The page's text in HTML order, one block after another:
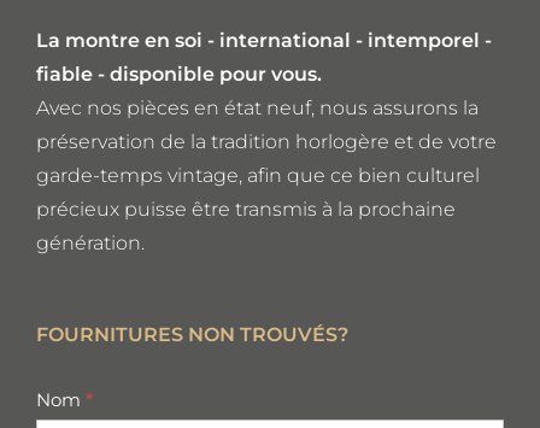
La montre en soi - international - intemporel -
fiable - disponible pour vous.
Avec nos pièces en état neuf, nous assurons la
préservation de la tradition horlogère et de votre
garde-temps vintage, afin que ce bien culturel
précieux puisse être transmis à la prochaine
génération.
FOURNITURES NON TROUVÉS?
missing
Nom *